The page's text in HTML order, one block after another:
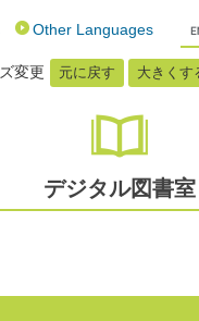
Other Languages
変更 元に戻す 大きくす
デジタル図書室